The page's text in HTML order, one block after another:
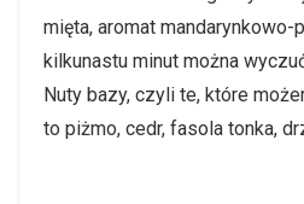
mięta, aromat mandarynkowo-
kilkunastu minut można
Nuty bazy, czyli te, które
to piżmo, cedr, fasola tonka,